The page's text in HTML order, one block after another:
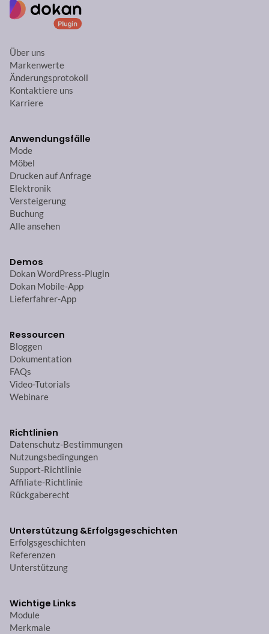
Über uns
Markenwerte
Änderungsprotokoll
Kontaktiere uns
Karriere
Anwendungsfälle
Mode
Möbel
Drucken auf Anfrage
Elektronik
Versteigerung
Buchung
Alle ansehen
Demos
Dokan WordPress-Plugin
Dokan Mobile-App
Lieferfahrer-App
Ressourcen
Bloggen
Dokumentation
FAQs
Video-Tutorials
Webinare
Richtlinien
Datenschutz-Bestimmungen
Nutzungsbedingungen
Support-Richtlinie
Affiliate-Richtlinie
Rückgaberecht
Unterstützung &Erfolgsgeschichten
Erfolgsgeschichten
Referenzen
Unterstützung
Wichtige Links
Module
Merkmale